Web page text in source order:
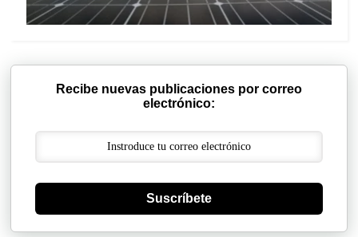
Recibe nuevas publicaciones por correo
electrónico:
Suscríbete